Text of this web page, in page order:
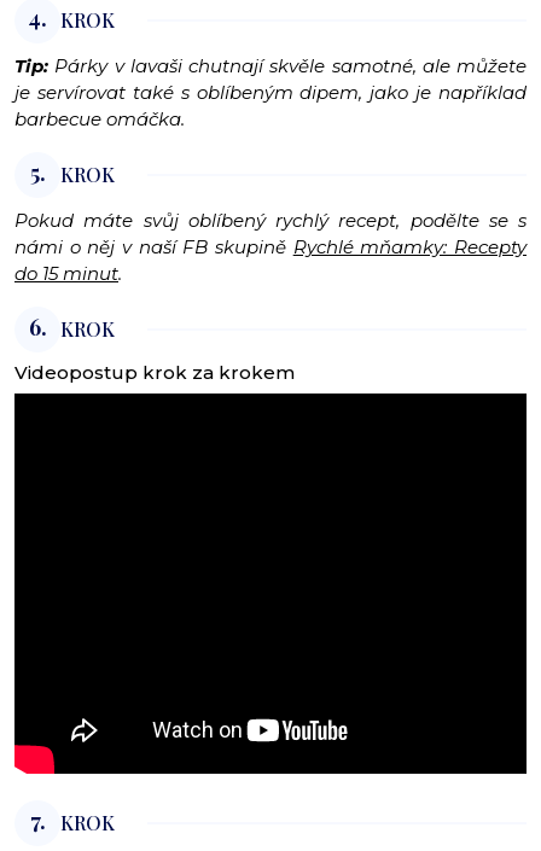
4. KROK
Tip: Párky v lavaši chutnají skvěle samotné, ale můžete
je servírovat také s oblíbeným dipem, jako je například
barbecue omáčka.
5. KROK
Pokud máte svůj oblíbený rychlý recept, podělte se s
námi o něj v naší FB skupině Rychlé mňamky: Recepty
do 15 minut.
6. KROK
Videopostup krok za krokem
7. KROK